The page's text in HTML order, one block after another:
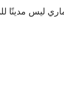
ليس مدينًا